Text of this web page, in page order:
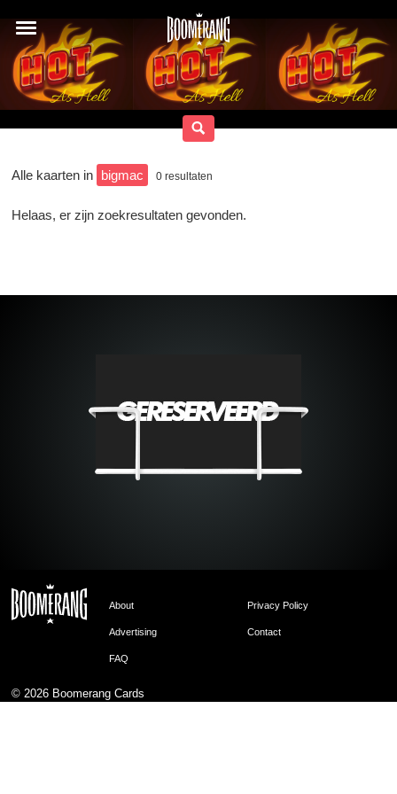
Alle kaarten in bigmac 0 resultaten
Helaas, er zijn zoekresultaten gevonden.
About Privacy Policy
Advertising Contact
FAQ
© 2026 Boomerang Cards